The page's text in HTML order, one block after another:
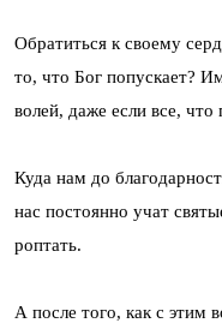
Обратиться к своему
то, что Бог попускает?
волей, даже если все,
Куда нам до
нас постоянно учат
роптать.
А после того, как с этим